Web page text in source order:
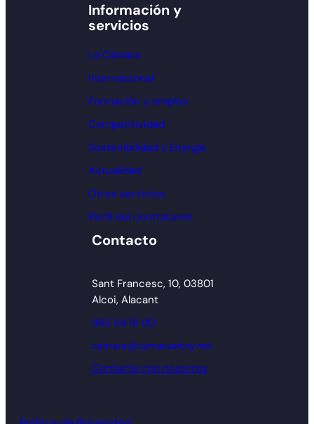
Información y
servicios
La Cámara
Internacional
Formación y empleo
Competitividad
Sostenibilidad y Energía
Actualidad
Otros servicios
Perfil del contratante
Contacto
Sant Francesc, 10, 03801
Alcoi, Alacant
965 54 91 00
camara@camaraalcoy.net
Contacta con nosotros